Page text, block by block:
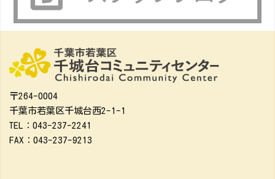
〒264-0004
千葉市若葉区千城台西2-1-1
TEL：043-237-2241
FAX：043-237-9213